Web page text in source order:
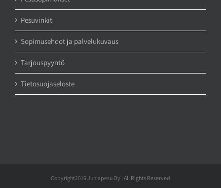
Pesuvinkit
Sopimusehdot ja palvelukuvaus
Tarjouspyyntö
Tietosuojaseloste
Copyright2016 Juhlapesu Oy | All Rights Reserved